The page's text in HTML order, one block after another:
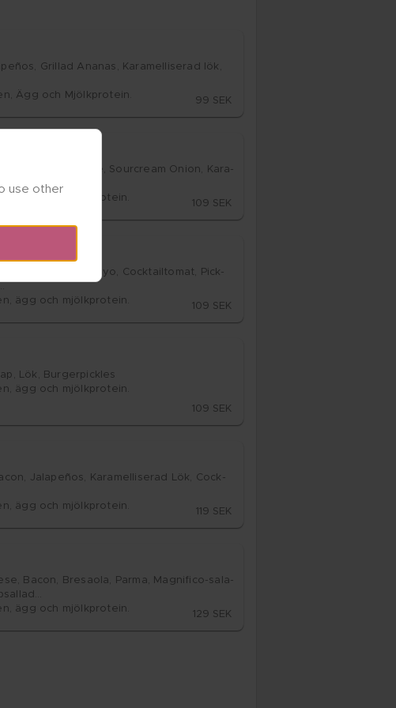
Gril­lad Ananas, Ka­ra­mel­li­se­rad lök,
Ägg och Mjölk­pro­te­in.
99 SEK
Jack Chee­se, Sourcream Oni­on, Ka­ra­
ägg och mjölk­pro­te­in.
109 SEK
Tryf­fel­mayo, Cock­tail­to­mat, Pick­
ägg och mjölk­pro­te­in.
109 SEK
Lök, Bur­ger­pick­les
ägg och mjölk­pro­te­in.
109 SEK
Ja­la­peños, Ka­ra­mel­li­se­rad Lök, Cock­
ägg och mjölk­pro­te­in.
119 SEK
Bacon, Bre­sa­o­la, Par­ma, Mag­ni­fi­co-sa­la­
ägg och mjölk­pro­te­in.
129 SEK
use other